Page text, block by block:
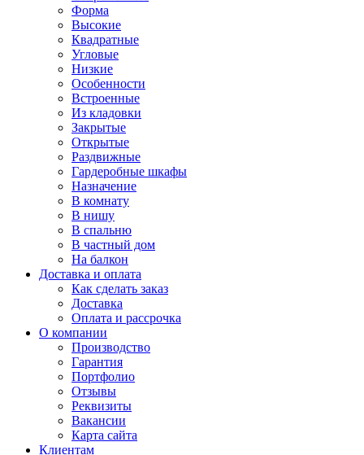
Форма
Высокие
Квадратные
Угловые
Низкие
Особенности
Встроенные
Из кладовки
Закрытые
Открытые
Раздвижные
Гардеробные шкафы
Назначение
В комнату
В нишу
В спальню
В частный дом
На балкон
Доставка и оплата
Как сделать заказ
Доставка
Оплата и рассрочка
О компании
Производство
Гарантия
Портфолио
Отзывы
Реквизиты
Вакансии
Карта сайта
Клиентам